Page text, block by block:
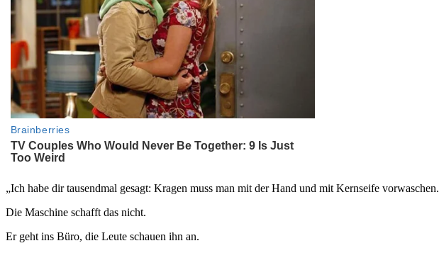
„Ich habe dir tausendmal gesagt: Kragen muss man mit der Hand und mit Kernseife vorwaschen.
Die Maschine schafft das nicht.
Er geht ins Büro, die Leute schauen ihn an.